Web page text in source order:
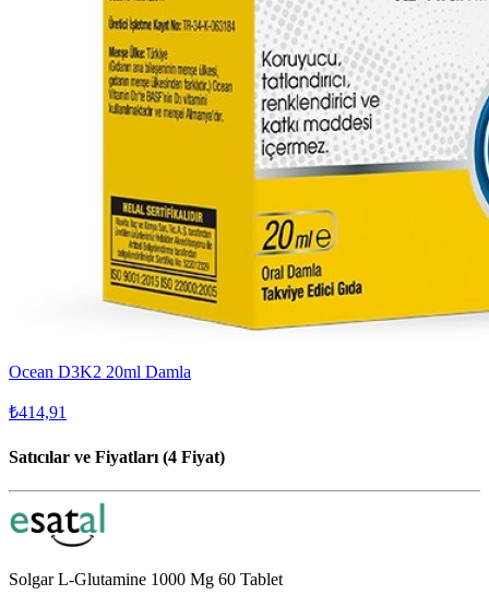
Ocean D3K2 20ml Damla
₺414,91
Satıcılar ve Fiyatları (4 Fiyat)
Solgar L-Glutamine 1000 Mg 60 Tablet